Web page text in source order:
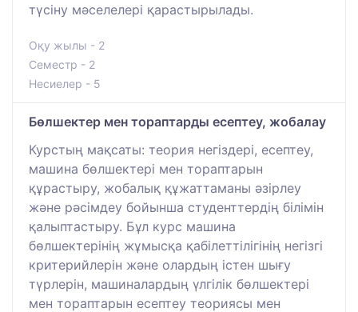
түсіну мәселелері қарастырылады.
Оқу жылы - 2
Семестр - 2
Несиелер - 5
Бөлшектер мен тораптарды есептеу, жобалау
Курстың мақсаты: теория негіздері, есептеу,
машина бөлшектері мен тораптарын
құрастыру, жобалық құжаттаманы әзірлеу
және рәсімдеу бойынша студенттердің білімін
қалыптастыру. Бұл курс машина
бөлшектерінің жұмысқа қабілеттілігінің негізгі
критерийлерін және олардың істен шығу
түрлерін, машиналардың үлгілік бөлшектері
мен тораптарын есептеу теориясы мен